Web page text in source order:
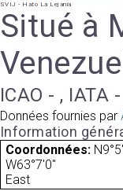
SVIJ - Hato La Lejania
Situé à
ICAO - , IATA -
Données fournies par
Information
Coordonnées:
W63°7'0"
East